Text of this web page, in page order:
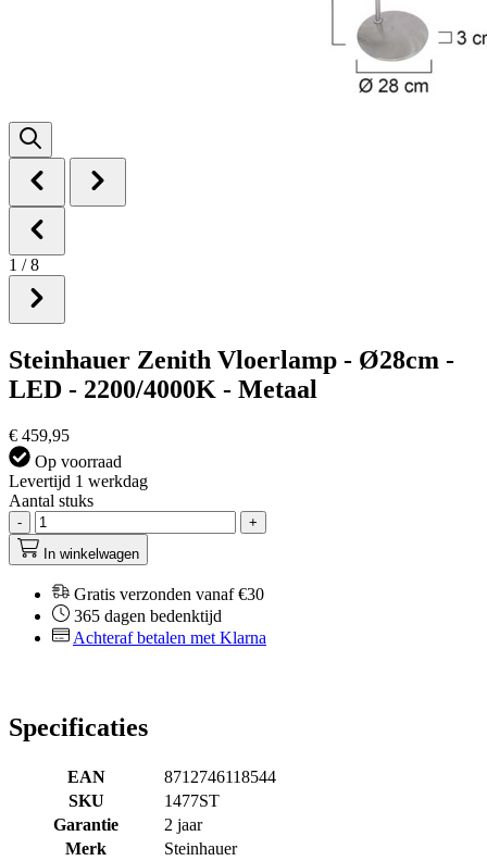
1 / 8
Steinhauer Zenith Vloerlamp - Ø28cm -
LED - 2200/4000K - Metaal
€ 459,95
Op voorraad
Levertijd 1 werkdag
Aantal stuks
-
+
In winkelwagen
Gratis verzonden vanaf €30
365 dagen bedenktijd
Achteraf betalen met Klarna
Specificaties
EAN
8712746118544
SKU
1477ST
Garantie
2 jaar
Merk
Steinhauer